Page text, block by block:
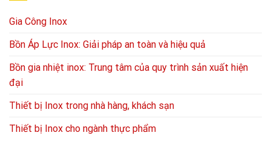
Gia Công Inox
Bồn Áp Lực Inox: Giải pháp an toàn và hiệu quả
Bồn gia nhiệt inox: Trung tâm của quy trình sản xuất hiện
đại
Thiết bị Inox trong nhà hàng, khách sạn
Thiết bị Inox cho ngành thực phẩm